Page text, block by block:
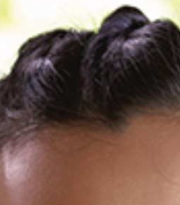
野（左）と妹の紗野